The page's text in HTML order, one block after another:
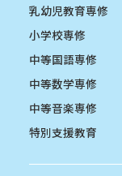
乳幼児教育専修
小学校専修
中等国語専修
中等数学専修
中等音楽専修
特別支援教育